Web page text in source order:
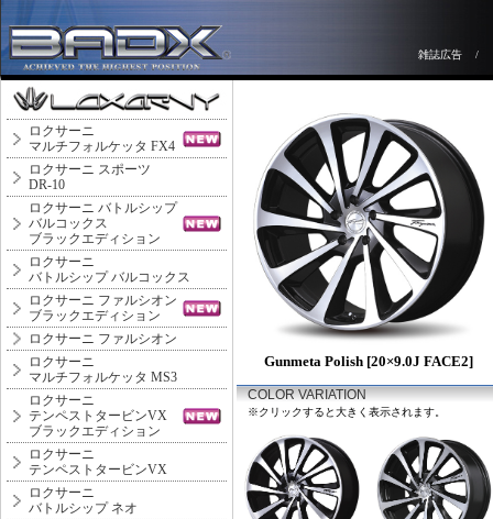
雑誌広告 /
ロクサーニ
マルチフォルケッタ FX4
ロクサーニ スポーツ
DR-10
ロクサーニ バトルシップ
バルコックス
ブラックエディション
ロクサーニ
バトルシップ バルコックス
ロクサーニ ファルシオン
ブラックエディション
ロクサーニ ファルシオン
ロクサーニ
マルチフォルケッタ MS3
ロクサーニ
テンペストタービンVX
ブラックエディション
ロクサーニ
テンペストタービンVX
ロクサーニ
バトルシップ ネオ
Gunmeta Polish [20×9.0J FACE2]
COLOR VARIATION
※クリックすると大きく表示されます。